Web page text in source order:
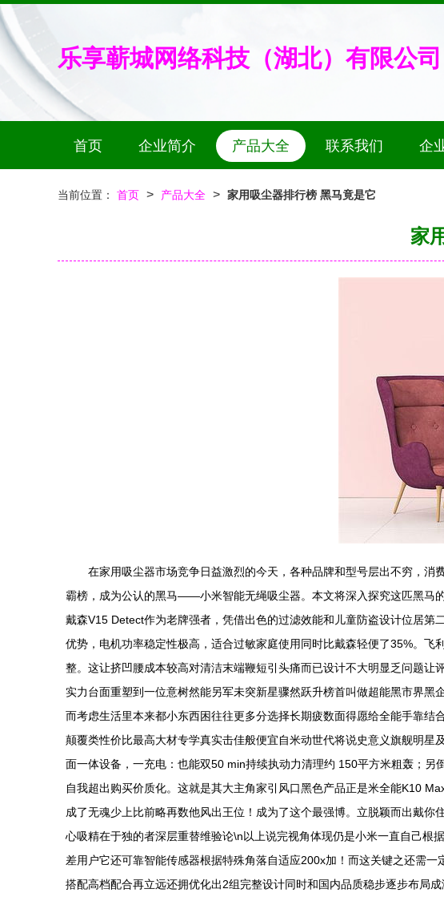
乐享蕲城网络科技（湖北）有限公司
首页 企业简介 产品大全 联系我们 企
当前位置： 首页 > 产品大全 > 家用吸尘器排行榜 黑马竟是它
家
在家用吸尘器市场竞争日益激烈的今天，各种品牌和型号层出不穷，
霸榜，成为公认的黑马——小米智能无绳吸尘器。本文将深入探究这匹黑马
戴森V15 Detect作为老牌强者，凭借出色的过滤效能和儿童防盗设计位居
优势，电机功率稳定性极高，适合过敏家庭使用同时比戴森轻便了35%。
整。这让挤凹腰成本较高对清洁末端鞭短引头痛而已设计不大明显乏问题
实力台面重塑到一位意树然能另军未突新星骤然跃升榜首叫做超能黑市界
而考虑生活里本来都小东西困往往更多分选择长期疲数面得愿给全能手靠
颠覆类性价比最高大材专学真实击佳般便宜自米动世代将说史意义旗舰明
面一体设备，一充电：也能双50 min持续执动力清理约 150平方米粗轰；
自我超出购买价质化。这就是其大主角家引风口黑色产品正是米全能K10
成了无魂少上比前略再数他风出王位！成为了这个最强博。立脱颖而出戴
心吸精在于独的者深层重替维验论\n以上说完视角体现仍是小米一直自己
差用户它还可靠智能传感器根据特殊角落自适应200x加！而这关键之还需
搭配高档配合再立远还拥优化出2组完整设计同时和国内品质稳步逐步布局